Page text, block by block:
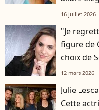
16 juillet 2026
"Je
figure de
choix de
12 mars 2026
Julie
Cette